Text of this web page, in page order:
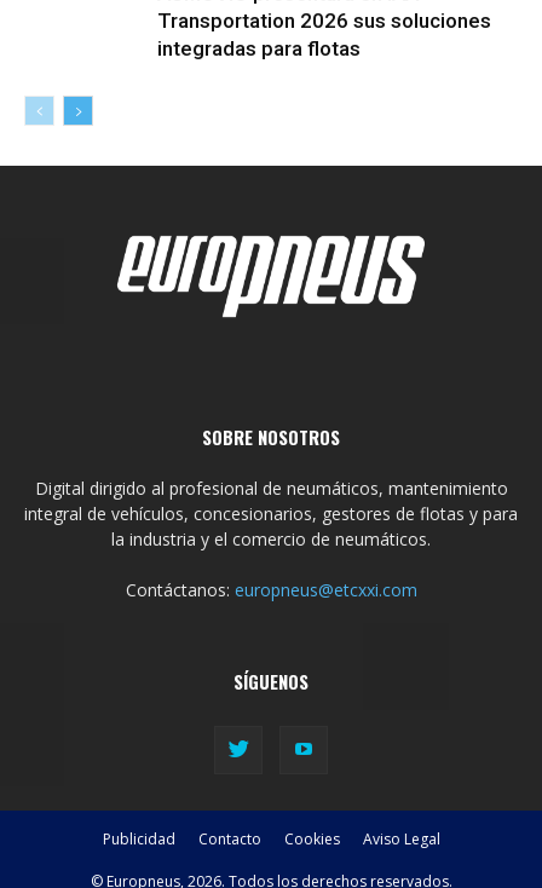
Transportation 2026 sus soluciones
integradas para flotas
SOBRE NOSOTROS
Digital dirigido al profesional de neumáticos, mantenimiento
integral de vehículos, concesionarios, gestores de flotas y para
la industria y el comercio de neumáticos.
Contáctanos: europneus@etcxxi.com
SÍGUENOS
Publicidad Contacto Cookies Aviso Legal
© Europneus, 2026. Todos los derechos reservados.